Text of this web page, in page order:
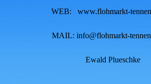
WEB: www.flohmarkt-
MAIL: info@flohmarkt-
Ewald Plueschke